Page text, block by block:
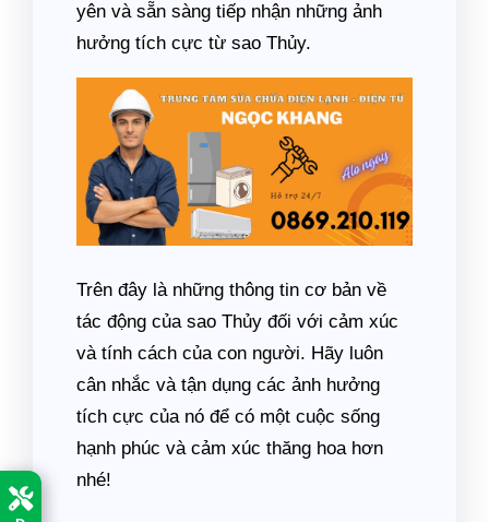
yên và sẵn sàng tiếp nhận những ảnh
hưởng tích cực từ sao Thủy.
Trên đây là những thông tin cơ bản về
tác động của sao Thủy đối với cảm xúc
và tính cách của con người. Hãy luôn
cân nhắc và tận dụng các ảnh hưởng
tích cực của nó để có một cuộc sống
hạnh phúc và cảm xúc thăng hoa hơn
nhé!